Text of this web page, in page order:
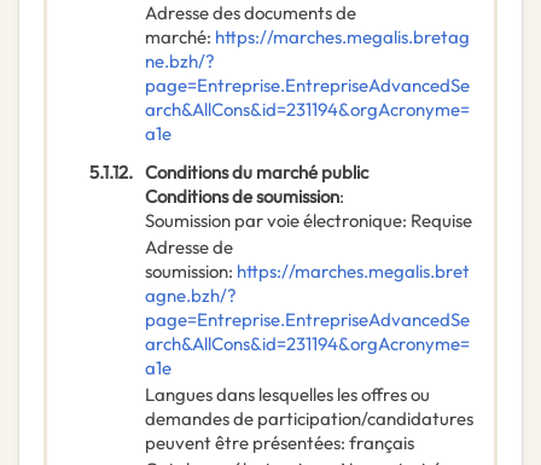
Adresse des documents de
marché: https://marches.megalis.bretag
ne.bzh/?
page=Entreprise.EntrepriseAdvancedSe
arch&AllCons&id=231194&orgAcronyme=
a1e
5.1.12. Conditions du marché public
Conditions de soumission:
Soumission par voie électronique: Requise
Adresse de
soumission: https://marches.megalis.bret
agne.bzh/?
page=Entreprise.EntrepriseAdvancedSe
arch&AllCons&id=231194&orgAcronyme=
a1e
Langues dans lesquelles les offres ou
demandes de participation/candidatures
peuvent être présentées: français